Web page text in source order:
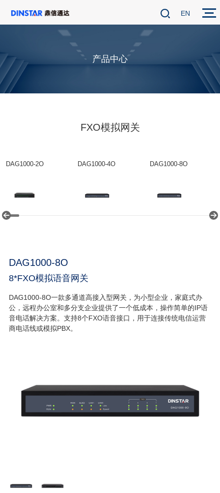
EN
产品中心
FXO模拟网关
DAG1000-2O DAG1000-4O DAG1000-8O
DAG1000-8O
8*FXO模拟语音网关
DAG1000-8O一款多通道高接入型网关，为小型企业，家庭式办
公，远程办公室和多分支企业提供了一个低成本，操作简单的IP语
音电话解决方案。支持8个FXO语音接口，用于连接传统电信运营
商电话线或模拟PBX。